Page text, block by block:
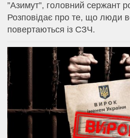
⁨”Азимут”, головний сержант
Розповідає про те, що люди
повертаються із СЗЧ.